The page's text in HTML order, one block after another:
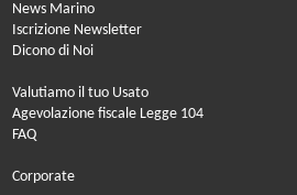
News Marino
Iscrizione Newsletter
Dicono di Noi
Valutiamo il tuo Usato
Agevolazione fiscale Legge 104
FAQ
Corporate